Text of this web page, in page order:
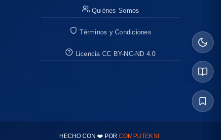
Quiénes Somos
Términos y Condiciones
Licencia CC BY-NC-ND 4.0
HECHO CON ❤️ POR COMPUTEKNI